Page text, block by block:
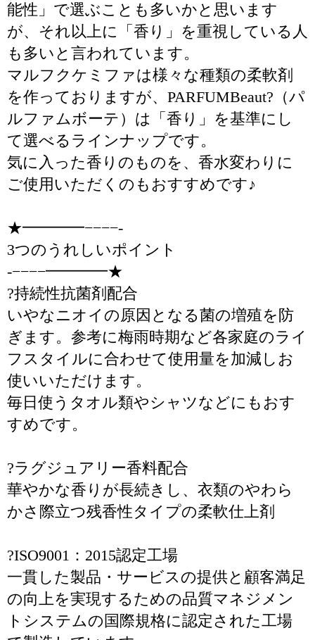
能性」で選ぶことも多いかと思います
が、それ以上に「香り」を重視している人
も多いと言われています。
マルフクケミファは様々な種類の柔軟剤
を作っておりますが、PARFUMBeaut?（パ
ルファムボーテ）は「香り」を基準にし
て選べるラインナップです。
気に入った香りのものを、香水変わりに
ご使用いただくのもおすすめです♪
★━━━━−−−−-
3つのうれしいポイント
-−−−−━━━━★
?持続性抗菌剤配合
いやなニオイの原因となる菌の増殖を防
ぎます。参考に梅雨時期など各家庭のライ
フスタイルに合わせて使用量を加減しお
使いいただけます。
毎日使うタオル類やシャツなどにもおす
すめです。
?ラグジュアリー香料配合
華やかな香りが長続きし、衣類のやわら
かさ際立つ残香性タイプの柔軟仕上剤
?ISO9001：2015認定工場
一貫した製品・サービスの提供と顧客満足
の向上を実現するための品質マネジメン
トシステムの国際規格に認定された工場